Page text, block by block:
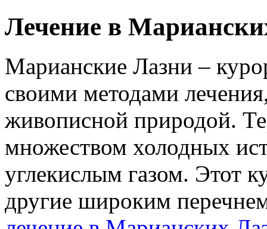
Лечение в
Марианские Лазни –
своими методами
живописной природой.
множеством холодных
углекислым газом. Этот
другие широким